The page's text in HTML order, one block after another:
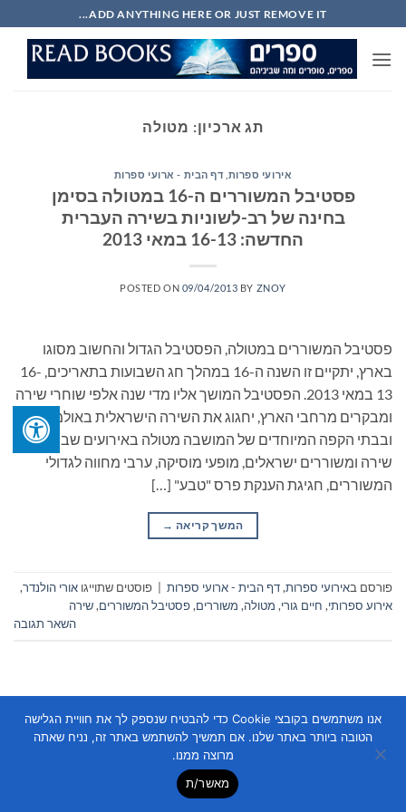
to
content
ADD ANYTHING HERE OR JUST REMOVE IT...
תג ארכיון: מטולה
אירועי ספרות דף הבית - ארועי ספרות
פסטיבל המשוררים ה-16 במטולה בסימן
בחינה של רב-לשוניות בשירה העברית
החדשה: 16-13 במאי 2013
POSTED ON 09/04/2013 BY ZNOY
פסטיבל המשוררים במטולה, הפסטיבל הגדול והחשוב מסוגו
בארץ, יתקיים זו השנה ה-16 במהלך חג השבועות בתאריכים, 16-
13 במאי 2013. הפסטיבל המושך אליו מדי שנה אלפי שוחרי שירה
ומבקרים מרחבי הארץ, יחגוג את השירה הישראלית באולמות
ובבתי הקפה המיוחדים של המושבה מטולה באירועים שבמרכזם
שירה ומשוררים ישראלים, מופעי מוסיקה, ערבי מחווה לגדולי
המשוררים, חגיגת הענקת פרס "טבע" […]
המשך קריאה →
פורסם באירועי ספרות,דף הבית - ארועי ספרות פוסטים שתוייגו אורי הולנדר,
אירוע ספרותי, חיים גורי, מטולה, משוררים,פסטיבל המשוררים,שירה
השאר תגובה
Copyright 2026 ©Flatsome Theme
אנו משתמשים בקובצי Cookie כדי להבטיח שנספק לך את חוויית הגלישה
הטובה ביותר באתר שלנו. אם תמשיך להשתמש באתר זה, נניח שאתה
מרוצה ממנו.
מאשר/ת